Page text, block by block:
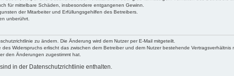
für mittelbare Schäden, insbesondere entgangenen Gewinn.
der Mitarbeiter und Erfüllungsgehilfen des Betreibers.
unberührt.
zu ändern. Die Änderung wird dem Nutzer per E-Mail mitgeteilt.
Widerspruchs erlischt das zwischen dem Betreiber und dem Nutzer bestehende Vertragsverhältnis
den Änderungen zugestimmt hat.
in der Datenschutzrichtlinie enthalten.